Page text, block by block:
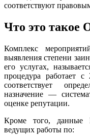
соответствуют
Что это такое
Комплекс
выявления степени
его услугах,
процедура работает
соответствует
назначение —
оценке репутации.
Кроме того, данные
ведущих работы по: